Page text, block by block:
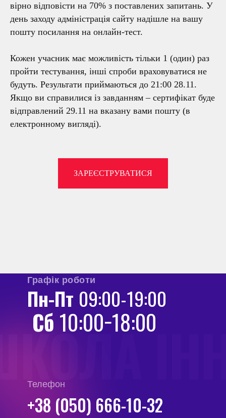
вірно відповісти на 70% з поставлених запитань. У
день заходу адміністрація сайту надішле на вашу
пошту посилання на онлайн-тест.
Кожен учасник має можливість тільки 1 (один) раз
пройти тестування, інші спроби враховуватися не
будуть. Результати приймаються до 21:00 28.11.
Якщо ви справилися із завданням – сертифікат буде
відправлений 29.11 на вказану вами пошту (в
електронному вигляді).
ЗАРЕЄСТРУВАТИСЯ
Телефон
+38 (050) 666-10-32
Пн-Пт 09:00-19:00
Сб 10:00−18:00
Графік роботи